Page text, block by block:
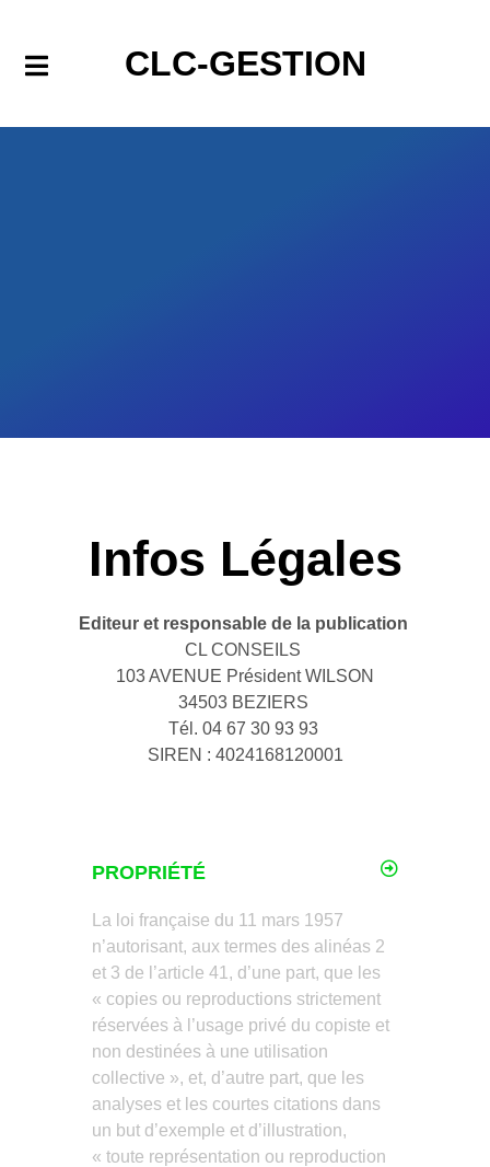
CLC-GESTION
Infos Légales
Editeur et responsable de la publication
CL CONSEILS
103 AVENUE Président WILSON
34503 BEZIERS
Tél. 04 67 30 93 93
SIREN : 4024168120001
PROPRIÉTÉ
La loi française du 11 mars 1957
n’autorisant, aux termes des alinéas 2
et 3 de l’article 41, d’une part, que les
« copies ou reproductions strictement
réservées à l’usage privé du copiste et
non destinées à une utilisation
collective », et, d’autre part, que les
analyses et les courtes citations dans
un but d’exemple et d’illustration,
« toute représentation ou reproduction